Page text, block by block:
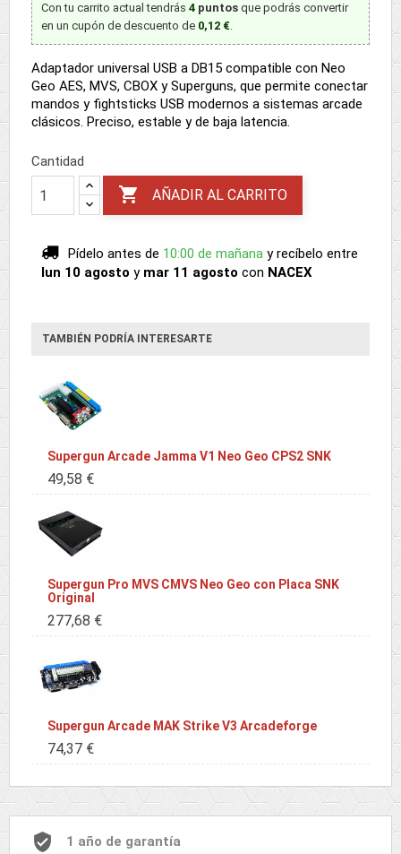
Con tu carrito actual tendrás 4 puntos que podrás convertir
en un cupón de descuento de 0,12 €.
Adaptador universal USB a DB15 compatible con Neo
Geo AES, MVS, CBOX y Superguns, que permite conectar
mandos y fightsticks USB modernos a sistemas arcade
clásicos. Preciso, estable y de baja latencia.
Cantidad
 AÑADIR AL CARRITO
Pídelo antes de 10:00 de mañana y recíbelo entre
lun 10 agosto y mar 11 agosto con NACEX
TAMBIÉN PODRÍA INTERESARTE
Supergun Arcade Jamma V1 Neo Geo CPS2 SNK
49,58 €
Supergun Pro MVS CMVS Neo Geo con Placa SNK
Original
277,68 €
Supergun Arcade MAK Strike V3 Arcadeforge
74,37 €
1 año de garantía